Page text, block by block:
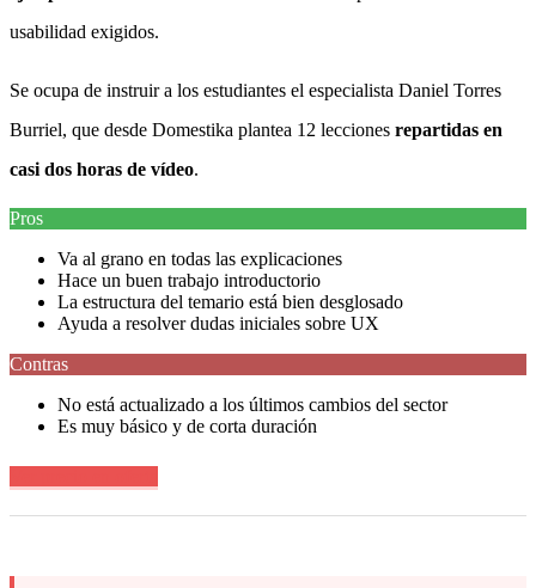
usabilidad exigidos.
Se ocupa de instruir a los estudiantes el especialista Daniel Torres
Burriel, que desde Domestika plantea 12 lecciones repartidas en
casi dos horas de vídeo.
Pros
Va al grano en todas las explicaciones
Hace un buen trabajo introductorio
La estructura del temario está bien desglosado
Ayuda a resolver dudas iniciales sobre UX
Contras
No está actualizado a los últimos cambios del sector
Es muy básico y de corta duración